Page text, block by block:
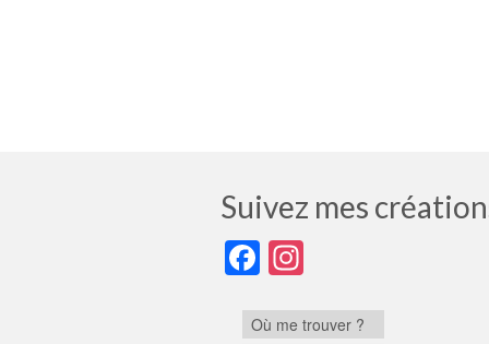
Suivez mes
Facebook
Où me trouver ?